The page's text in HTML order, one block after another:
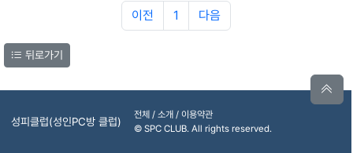
이전 1 다음
뒤로가기
성피클럽(성인PC방 클럽)
전체 / 소개 / 이용약관
© SPC CLUB. All rights reserved.